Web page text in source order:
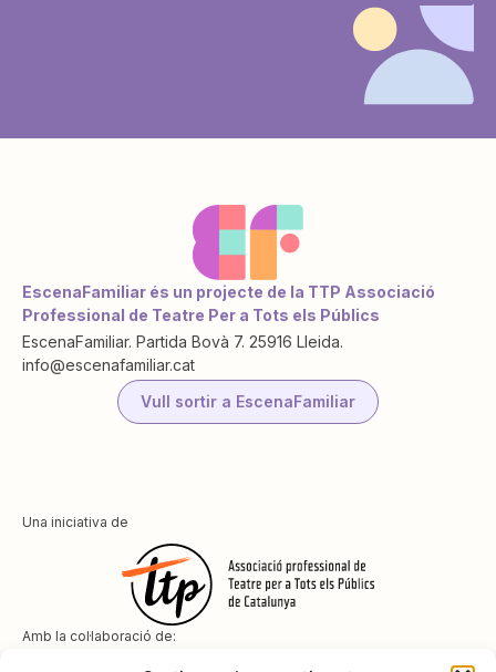
EscenaFamiliar és un projecte de la TTP Associació
Professional de Teatre Per a Tots els Públics
EscenaFamiliar. Partida Bovà 7. 25916 Lleida.
info@escenafamiliar.cat
Vull sortir a EscenaFamiliar
Una iniciativa de
Amb la col·laboració de: